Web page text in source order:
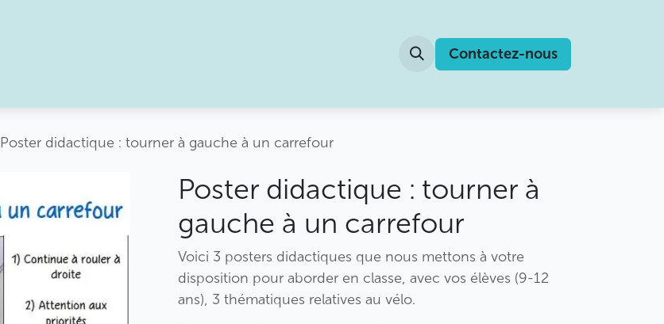
Contactez-nous
Poster didactique : tourner à gauche à un carrefour
Poster didactique : tourner à
gauche à un carrefour
Voici 3 posters didactiques que nous mettons à votre
disposition pour aborder en classe, avec vos élèves (9-12
ans), 3 thématiques relatives au vélo.